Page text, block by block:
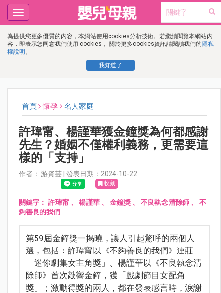
為提供您更多優質的內容，本網站使用cookies分析技術。若繼續閱覽本網站內
容，即表示您同意我們使用 cookies， 關於更多cookies資訊請閱讀我們的隱私
權說明 。
我知道了
Toggle
navigation
首頁 懷孕 名人家庭
許瑋甯、楊謹華獲金鐘獎為何都感謝
先生？婚姻不僅權利義務，更需要這
樣的「支持」
作者： 游資芸 | 發表日期：2024-10-22
收藏
關鍵字：許瑋甯 、楊謹華 、 金鐘獎、不良執念清除師、不
夠善良的我們
第59屆金鐘獎一揭曉，讓人引起驚呼的兩個人
選，包括：許瑋甯以《不夠善良的我們》連莊
「迷你劇集女主角獎」、楊謹華以《不良執念清
除師》首次敲響金鐘，獲「戲劇節目女配角
獎」；激動得獎的兩人，都在發表感言時，淚謝